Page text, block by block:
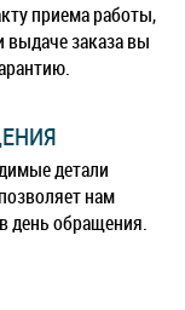
приема работы,
выдаче заказа вы
детали
нам
день обращения.